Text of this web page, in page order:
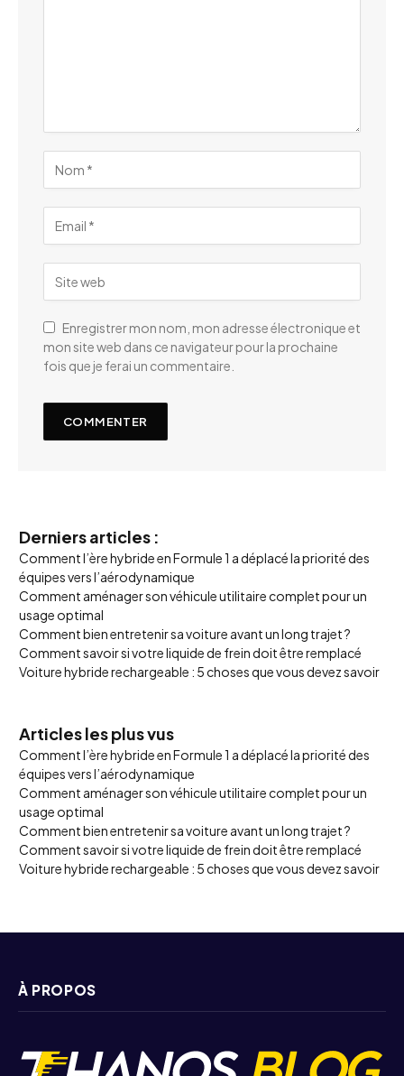
Enregistrer mon nom, mon adresse électronique et
mon site web dans ce navigateur pour la prochaine
fois que je ferai un commentaire.
Derniers articles :
Comment l’ère hybride en Formule 1 a déplacé la priorité des
équipes vers l’aérodynamique
Comment aménager son véhicule utilitaire complet pour un
usage optimal
Comment bien entretenir sa voiture avant un long trajet ?
Comment savoir si votre liquide de frein doit être remplacé
Voiture hybride rechargeable : 5 choses que vous devez savoir
Articles les plus vus
Comment l’ère hybride en Formule 1 a déplacé la priorité des
équipes vers l’aérodynamique
Comment aménager son véhicule utilitaire complet pour un
usage optimal
Comment bien entretenir sa voiture avant un long trajet ?
Comment savoir si votre liquide de frein doit être remplacé
Voiture hybride rechargeable : 5 choses que vous devez savoir
À PROPOS